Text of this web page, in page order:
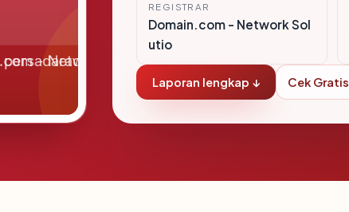
REGISTRAR
Domain.com - Network Sol
utio
Laporan lengkap ↓ Cek Gratis